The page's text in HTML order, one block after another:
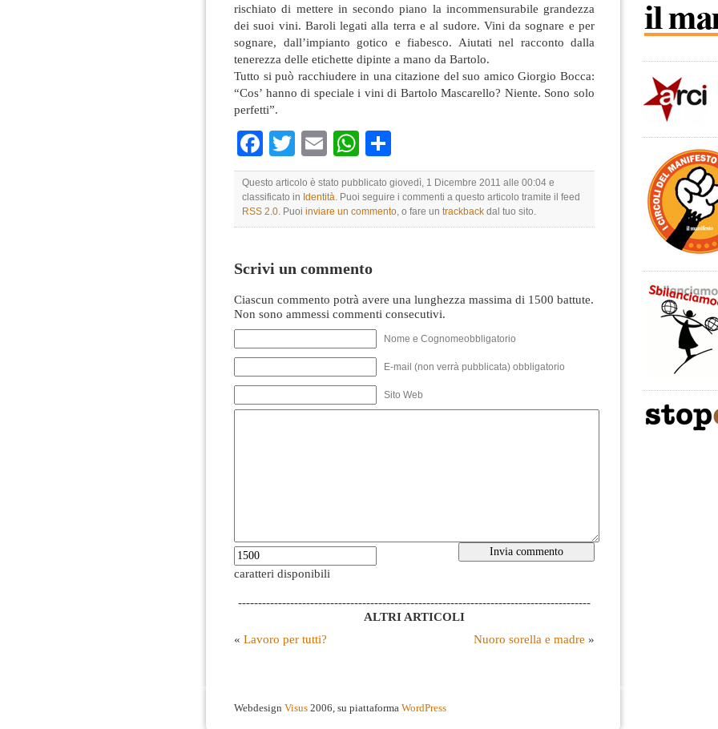
rischiato di mettere in secondo piano la incommensurabile grandezza
dei suoi vini. Baroli legati alla terra e al sudore. Vini da sognare e per
sognare, dall’impianto gotico e fiabesco. Aiutati nel racconto dalla
tenerezza delle etichette dipinte a mano da Bartolo.
Tutto si può racchiudere in una citazione del suo amico Giorgio Bocca:
“Cos’ hanno di speciale i vini di Bartolo Mascarello? Niente. Sono solo
perfetti”.
Facebook
TwitterEmailWhatsApp
Questo articolo è stato pubblicato giovedì, 1 Dicembre 2011 alle 00:04 e
classificato in Identità. Puoi seguire i commenti a questo articolo tramite il feed
RSS 2.0. Puoi inviare un commento, o fare un trackback dal tuo sito.
Scrivi un commento
Ciascun commento potrà avere una lunghezza massima di 1500 battute.
Non sono ammessi commenti consecutivi.
Nome e Cognomeobbligatorio
E-mail (non verrà pubblicata) obbligatorio
Sito Web
caratteri disponibili
----------------------------------------------------------------------------------------
ALTRI ARTICOLI
« Lavoro per tutti? Nuoro sorella e madre »
Webdesign Visus 2006, su piattaforma WordPress